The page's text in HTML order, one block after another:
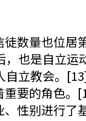
数量也位
也是自立
立教会。
要的角色
性别进行了